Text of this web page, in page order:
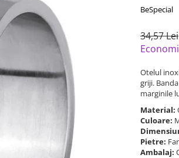
BeSpecial
34,57 Lei
Otelul
griji.
marginile
Material:
Culoare:
Pietre:
Ambalaj: